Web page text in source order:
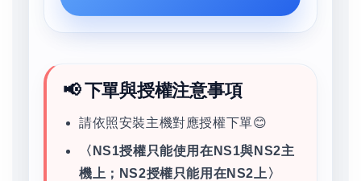
📢 下單與授權注意事項
請依照安裝主機對應授權下單😊
〈NS1授權只能使用在NS1與NS2主
機上；NS2授權只能用在NS2上〉